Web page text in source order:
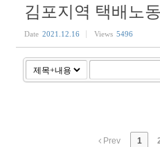
김포지역 택배노
Date 2021.12.16 Views 5496
Prev 1